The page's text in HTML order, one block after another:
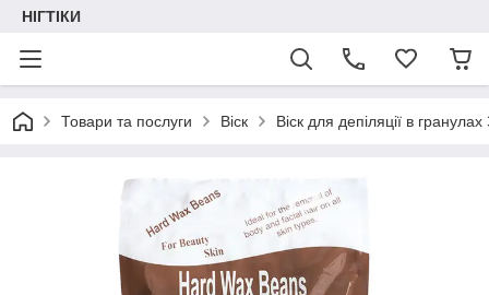
НІГТІКИ
Товари та послуги Віск Віск для депіляції в